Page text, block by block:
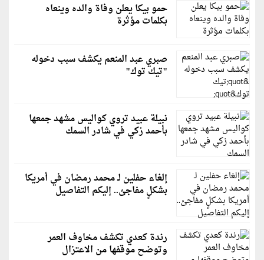
حمو بيكا يعلن وفاة والده وينعاه
بكلمات مؤثرة
صبري عبد المنعم يكشف سبب دخوله
"تيك توك"
نبيلة عبيد تروي كواليس مشهد جمعها
بأحمد زكي في شادر السمك
إلغاء حفلين لـ محمد رمضان في أمريكا
بشكلٍ مفاجئ.. إليكم التفاصيل
رندة كعدي تكشف مخاوف العمر
وتوضح موقفها من الاعتزال